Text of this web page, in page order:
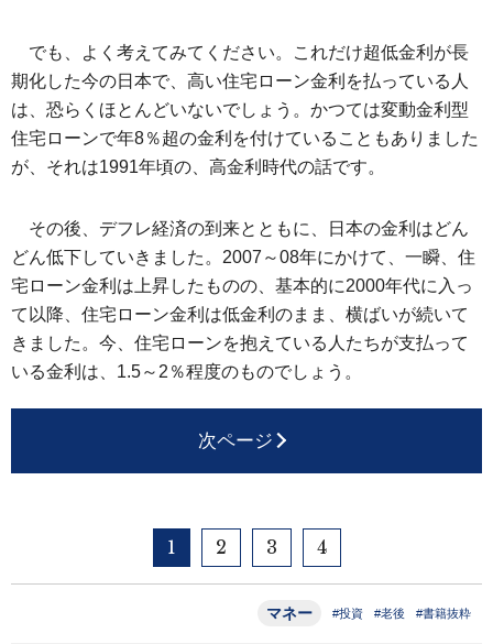
でも、よく考えてみてください。これだけ超低金利が長
期化した今の日本で、高い住宅ローン金利を払っている人
は、恐らくほとんどいないでしょう。かつては変動金利型
住宅ローンで年8％超の金利を付けていることもありました
が、それは1991年頃の、高金利時代の話です。
その後、デフレ経済の到来とともに、日本の金利はどん
どん低下していきました。2007～08年にかけて、一瞬、住
宅ローン金利は上昇したものの、基本的に2000年代に入っ
て以降、住宅ローン金利は低金利のまま、横ばいが続いて
きました。今、住宅ローンを抱えている人たちが支払って
いる金利は、1.5～2％程度のものでしょう。
次ページ
1 2 3 4
マネー #投資 #老後 #書籍抜粋